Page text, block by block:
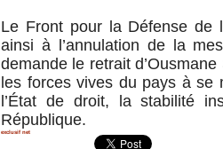
Le Front pour la Défense de
ainsi à l’annulation de la
demande le retrait
les forces vives du pays à se
l’État de droit, la stabilité
République.
exclusif net